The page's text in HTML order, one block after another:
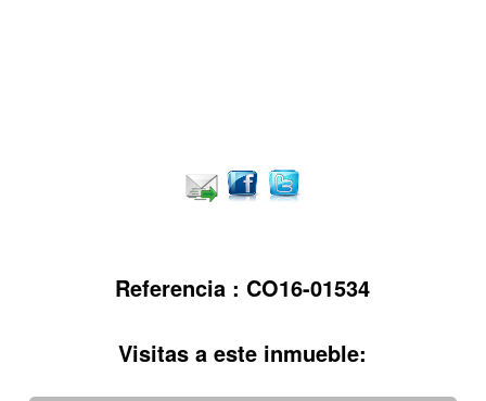
Referencia : CO16-01534
Visitas a este inmueble: